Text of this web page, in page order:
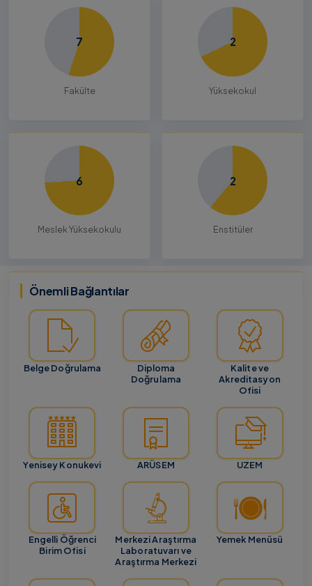
7
Fakülte
2
Yüksekokul
6
Meslek Yüksekokulu
2
Enstitüler
Önemli Bağlantılar
Belge Doğrulama
Diploma
Doğrulama
Kalite ve
Akreditasyon
Ofisi
Yenisey Konukevi ARÜSEM UZEM
Engelli Öğrenci
Birim Ofisi
Merkezi Araştırma
Laboratuvarı ve
Araştırma Merkezi
Yemek Menüsü